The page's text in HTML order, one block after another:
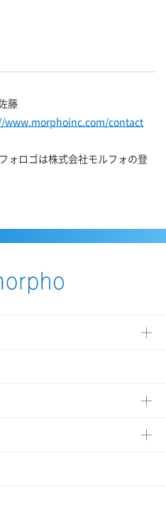
藤
www.morphoinc.com/contact
ォロゴは株式会社モルフォの登